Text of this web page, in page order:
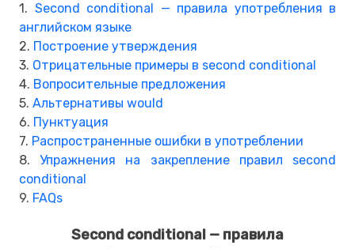
1. Second conditional — правила употребления в
английском языке
2. Построение утверждения
3. Отрицательные примеры в second conditional
4. Вопросительные предложения
5. Альтернативы would
6. Пунктуация
7. Распространенные ошибки в употреблении
8.Упражнения на закрепление правил second
conditional
9. FAQs
Second conditional — правила